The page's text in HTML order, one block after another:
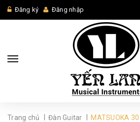
Đăng ký Đăng nhập
Trang chủ Đàn Guitar MATSUOKA 30